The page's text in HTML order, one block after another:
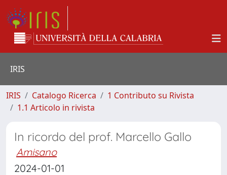
IRIS
IRIS Catalogo Ricerca
1 Contributo su Rivista
1.1 Articolo in rivista
In ricordo del prof. Marcello Gallo
Amisano
2024-01-01